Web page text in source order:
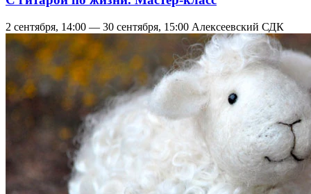
2 сентября, 14:00 — 30 сентября, 15:00 Алексеевский СДК